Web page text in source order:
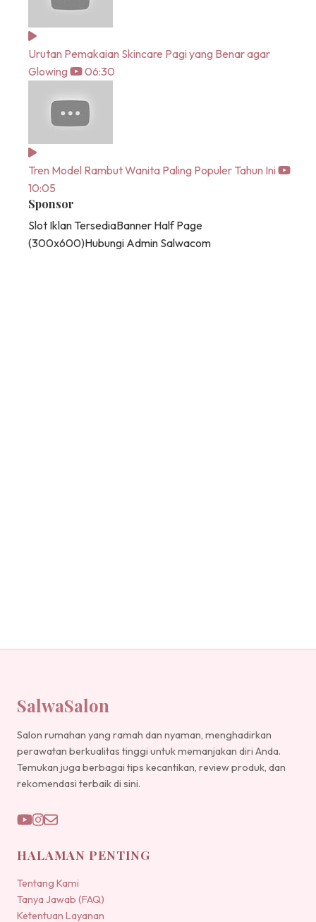
Urutan Pemakaian Skincare Pagi yang Benar agar
Glowing
06:30
Tren Model Rambut Wanita Paling Populer Tahun Ini
10:05
Sponsor
Slot Iklan TersediaBanner Half Page
(300x600)Hubungi Admin Salwacom
SalwaSalon
Salon rumahan yang ramah dan nyaman, menghadirkan
perawatan berkualitas tinggi untuk memanjakan diri Anda.
Temukan juga berbagai tips kecantikan, review produk, dan
rekomendasi terbaik di sini.
HALAMAN PENTING
Tentang Kami
Tanya Jawab (FAQ)
Ketentuan Layanan